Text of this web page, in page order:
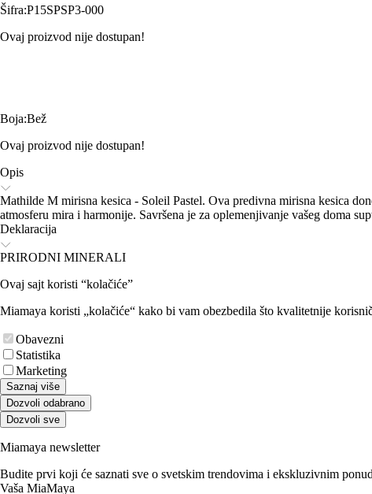
Šifra:P15SPSP3-000
Ovaj proizvod nije dostupan!
Boja:Bež
Ovaj proizvod nije dostupan!
Opis
Mathilde M mirisna kesica - Soleil Pastel. Ova predivna mirisna kesica
atmosferu mira i harmonije. Savršena je za oplemenjivanje vašeg doma
Deklaracija
PRIRODNI MINERALI
Ovaj sajt koristi “kolačiće”
Miamaya koristi „kolačiće“ kako bi vam obezbedila što kvalitetnije
Obavezni
Statistika
Marketing
Saznaj više
Dozvoli odabrano
Dozvoli sve
Miamaya newsletter
Budite prvi koji će saznati sve o svetskim trendovima i ekskluzivnim
Vaša MiaMaya